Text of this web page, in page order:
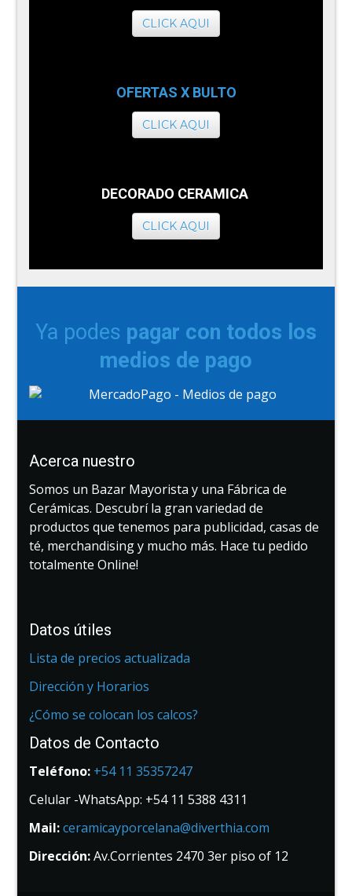
CLICK AQUI
OFERTAS X BULTO
CLICK AQUI
DECORADO CERAMICA
CLICK AQUI
Ya podes pagar con todos los
medios de pago
Acerca nuestro
Somos un Bazar Mayorista y una Fábrica de
Cerámicas. Descubrí la gran variedad de
productos que tenemos para publicidad, casas de
té, merchandising y mucho más. Hace tu pedido
totalmente Online!
Datos útiles
Lista de precios actualizada
Dirección y Horarios
¿Cómo se colocan los calcos?
Datos de Contacto
Teléfono: +54 11 35357247
Celular -WhatsApp: +54 11 5388 4311
Mail:ceramicayporcelana@diverthia.com
Dirección:Av.Corrientes 2470 3er piso of 12